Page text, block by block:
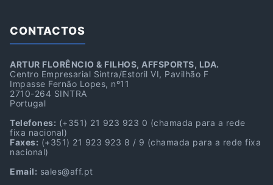
CONTACTOS
ARTUR FLORÊNCIO & FILHOS, AFFSPORTS, LDA.
Centro Empresarial Sintra/Estoril VI, Pavilhão F
Impasse Fernão Lopes, nº11
2710-264 SINTRA
Portugal
Telefones: (+351) 21 923 923 0 (chamada para a rede
fixa nacional)
Faxes: (+351) 21 923 923 8 / 9 (chamada para a rede fixa
nacional)
Email: sales@aff.pt